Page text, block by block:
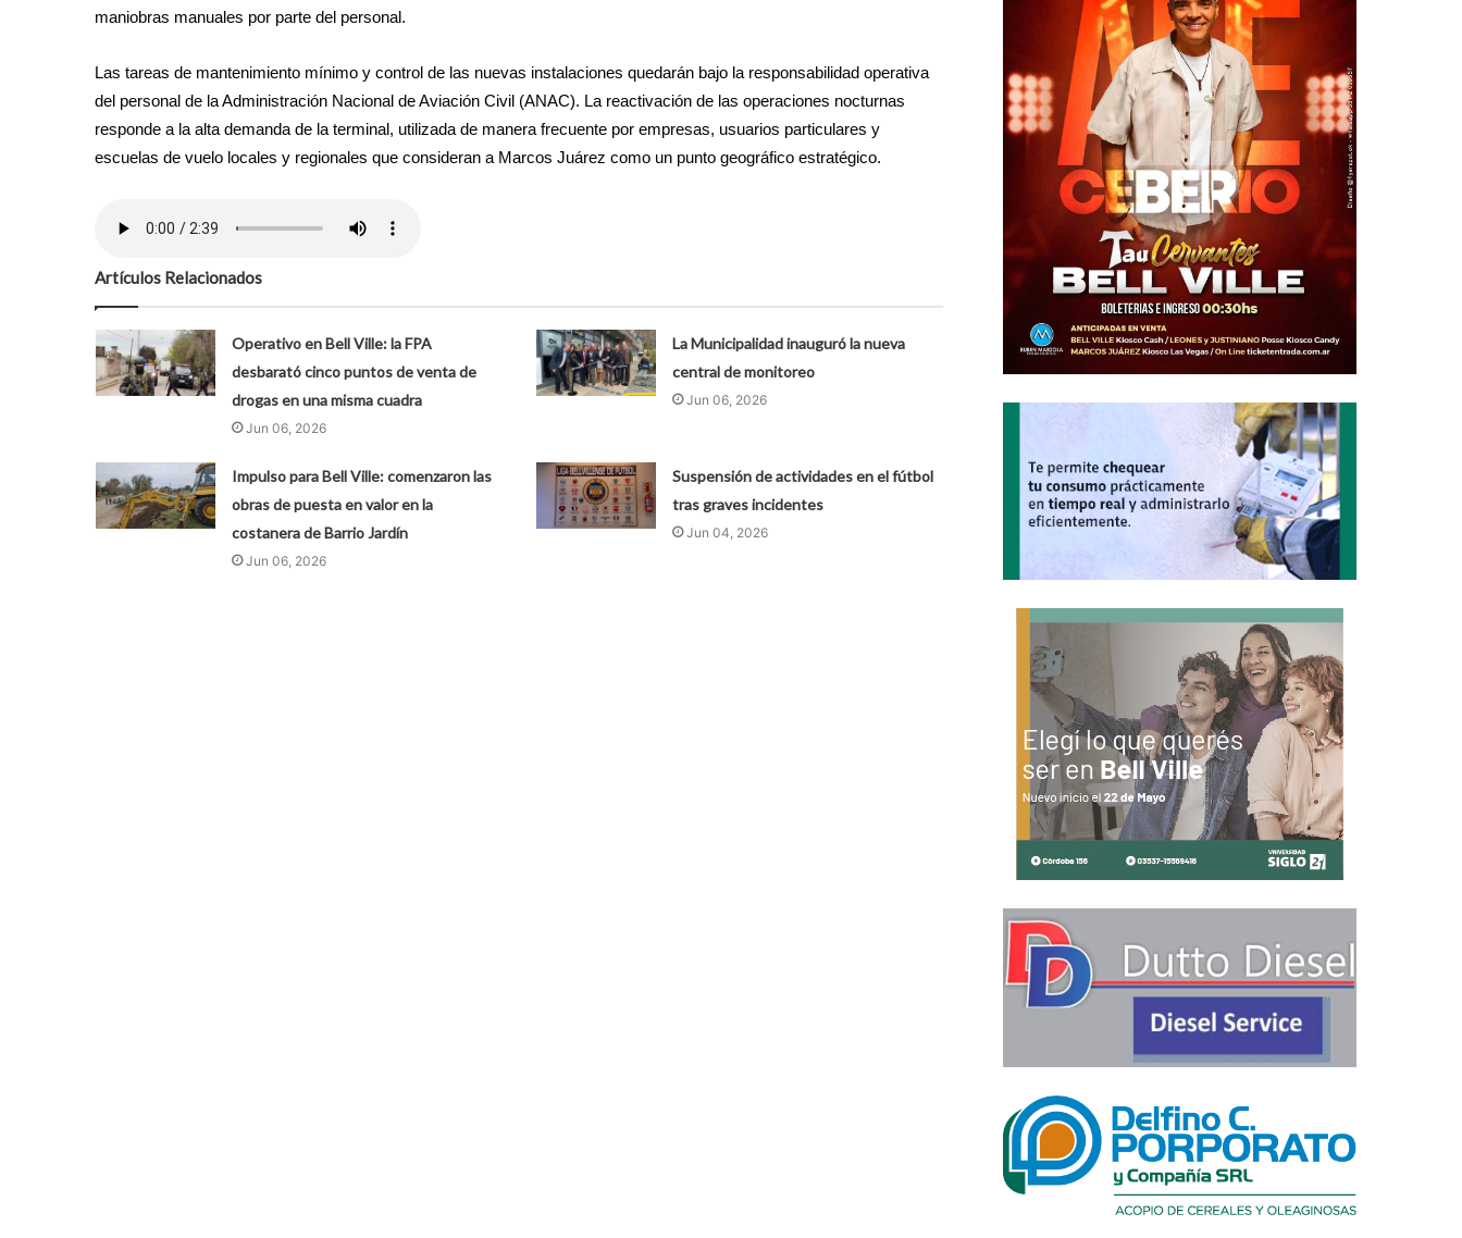
maniobras manuales por parte del personal.
Las tareas de mantenimiento mínimo y control de las nuevas instalaciones quedarán bajo la responsabilidad operativa
del personal de la Administración Nacional de Aviación Civil (ANAC). La reactivación de las operaciones nocturnas
responde a la alta demanda de la terminal, utilizada de manera frecuente por empresas, usuarios particulares y
escuelas de vuelo locales y regionales que consideran a Marcos Juárez como un punto geográfico estratégico.
Artículos Relacionados
Operativo en Bell Ville: la FPA
desbarató cinco puntos de venta de
drogas en una misma cuadra
Jun 06, 2026
La Municipalidad inauguró la nueva
central de monitoreo
Jun 06, 2026
Impulso para Bell Ville: comenzaron las
obras de puesta en valor en la
costanera de Barrio Jardín
Jun 06, 2026
Suspensión de actividades en el fútbol
tras graves incidentes
Jun 04, 2026